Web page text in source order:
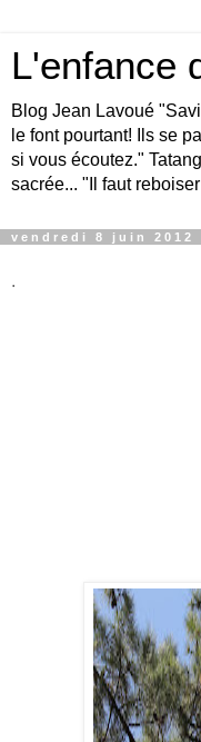
L'enfance
Blog Jean Lavoué
le font pourtant! Ils se
si vous écoutez."
sacrée... "Il faut
vendredi 8 juin 2012
.